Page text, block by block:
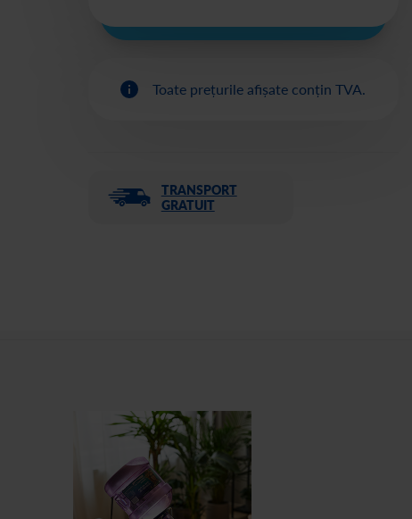
Toate prețurile afișate conțin TVA.
TRANSPORT
GRATUIT